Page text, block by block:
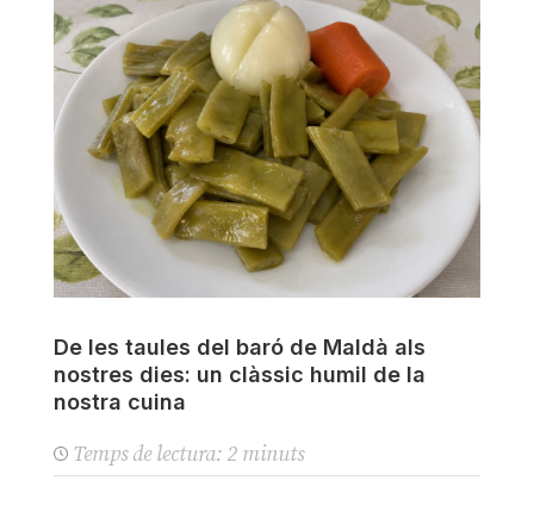
De les taules del baró de Maldà als
nostres dies: un clàssic humil de la
nostra cuina
Temps de lectura: 2 minuts